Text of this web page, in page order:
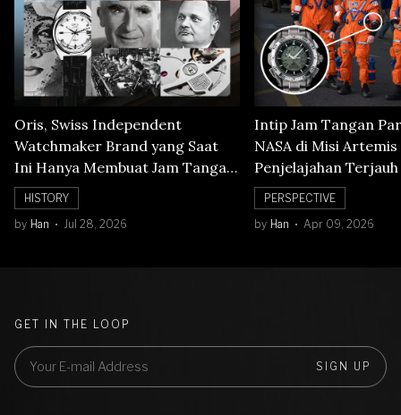
Oris, Swiss Independent
Watchmaker Brand yang Saat
Ini Hanya Membuat Jam Tangan
Mechanical
HISTORY
by Han Jul 28, 2026
Intip Jam Tangan
NASA di Misi
Penjelajahan
Orbit Bulan
PERSPECTIVE
by Han Apr 09, 2026
GET IN THE LOOP
SIGN UP